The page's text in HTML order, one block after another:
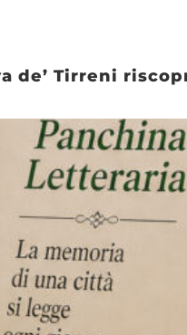
de’ Tirreni